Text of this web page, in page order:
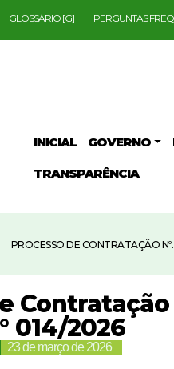
GLOSSÁRIO [G] PERGUNTAS
INICIAL GOVERNO
TRANSPARÊNCIA
PROCESSO DE CONTRATAÇÃO
Contratação
014/2026
23 de março de 2026